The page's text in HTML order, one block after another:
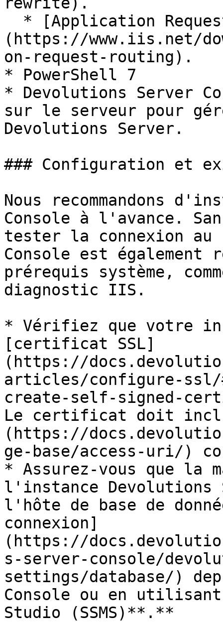
(https://www.iis.net/
on-request-routing).
* PowerShell 7
* Devolutions Server
sur le serveur pour
Devolutions Server.
### Configuration et
Nous recommandons
Console à l'avance.
tester la connexion au
Console est
prérequis système,
diagnostic IIS.
* Vérifiez que votre
[certificat SSL]
(https://
articles/configure-
create-self-signed-
Le certificat doit
(https://
ge-base/access-uri/)
* Assurez-vous que la
l'instance Devolutions
l'hôte de base de
connexion]
(https://
s-server-console/
settings/database/)
Console ou en utilisant
Studio (SSMS)**.**